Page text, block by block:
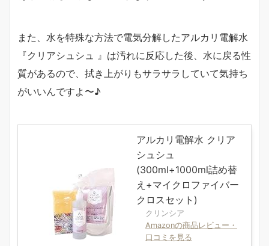
また、水を特殊な方法で電気分解したアルカリ電解水
『クリアシュシュ 』は汚れに反応した後、水に戻る性
質があるので、拭き上がりもサラサラしていて気持ち
がいいんですよ〜♪
アルカリ電解水 クリア
シュシュ
(300ml+1000ml詰め替
え+マイクロファイバー
クロスセット)
クリンシア
Amazonの商品レビュー・
口コミを見る